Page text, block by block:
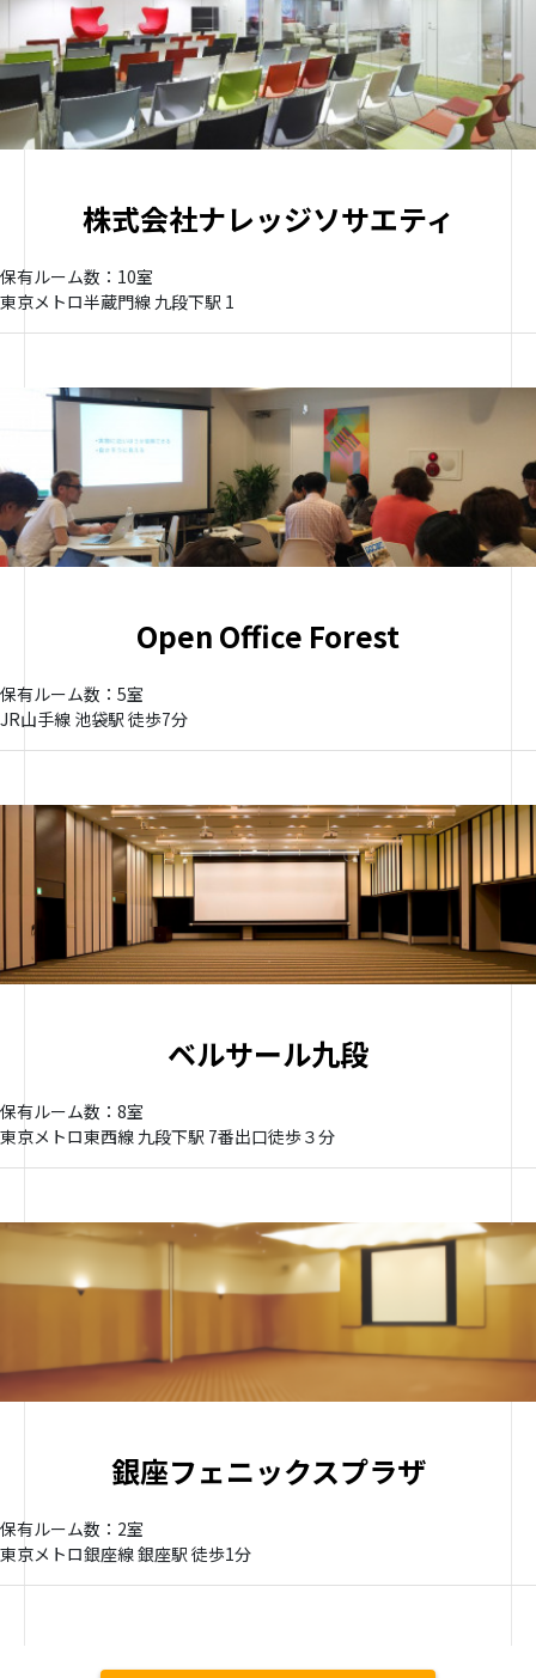
株式会社ナレッジソサエティ
保有ルーム数：10室
東京メトロ半蔵門線 九段下駅 1
Open Office Forest
保有ルーム数：5室
JR山手線 池袋駅 徒歩7分
ベルサール九段
保有ルーム数：8室
東京メトロ東西線 九段下駅 7番出口徒歩３分
銀座フェニックスプラザ
保有ルーム数：2室
東京メトロ銀座線 銀座駅 徒歩1分